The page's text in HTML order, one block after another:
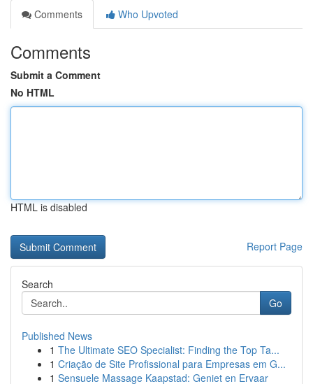
Comments
Who Upvoted
Comments
Submit a Comment
No HTML
HTML is disabled
Report Page
Search
Go
Published News
1 The Ultimate SEO Specialist: Finding the Top Ta...
1 Criação de Site Profissional para Empresas em G...
1 Sensuele Massage Kaapstad: Geniet en Ervaar